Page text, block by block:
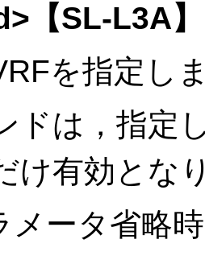
【SL-L3A】
を指定し
ドは，指定
け有効とな
メータ省略